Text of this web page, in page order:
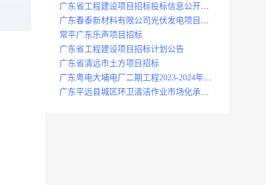
广东省工程建设项目招标投标信息公开目
录
广东春泰新材料有限公司光伏发电项目招
标
常平广东乐声项目招标
广东省工程建设项目招标计划公告
广东省清远市土方项目招标
广东粤电大埔电厂二期工程2023-2024年度
安保服务项目招标公告
广东平远县城区环卫清洁作业市场化承包